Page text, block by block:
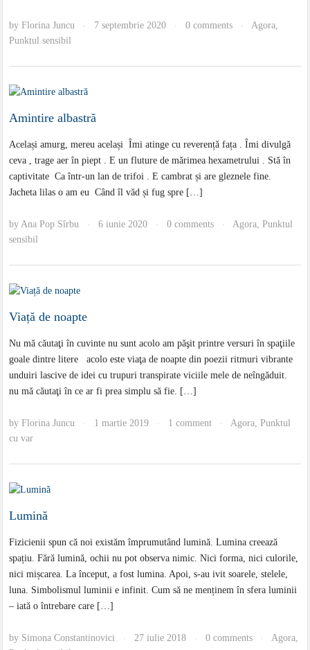
byFlorina Juncu · 7 septembrie 2020 · 0 comments · Agora,
Punktul sensibil
Amintire albastră
Același amurg, mereu același Îmi atinge cu reverență fața . Îmi divulgă
ceva , trage aer în piept . E un fluture de mărimea hexametrului . Stă în
captivitate Ca într-un lan de trifoi . E cambrat și are gleznele fine.
Jacheta lilas o am eu Când îl văd și fug spre […]
byAna Pop Sîrbu · 6 iunie 2020 · 0 comments · Agora,Punktul
sensibil
Viață de noapte
Nu mă căutaţi în cuvinte nu sunt acolo am păşit printre versuri în spaţiile
goale dintre litere acolo este viaţa de noapte din poezii ritmuri vibrante
unduiri lascive de idei cu trupuri transpirate viciile mele de neîngăduit.
nu mă căutaţi în ce ar fi prea simplu să fie. […]
byFlorina Juncu · 1 martie 2019 · 1 comment · Agora ,Punktul
cu var
Lumină
Fizicienii spun că noi existăm împrumutând lumină. Lumina creează
spațiu. Fără lumină, ochii nu pot observa nimic. Nici forma, nici culorile,
nici mișcarea. La început, a fost lumina. Apoi, s-au ivit soarele, stelele,
luna. Simbolismul luminii e infinit. Cum să ne menținem în sfera luminii
– iată o întrebare care […]
by Simona Constantinovici · 27 iulie 2018 · 0 comments · Agora